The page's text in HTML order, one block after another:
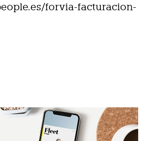
forvia-facturacion-